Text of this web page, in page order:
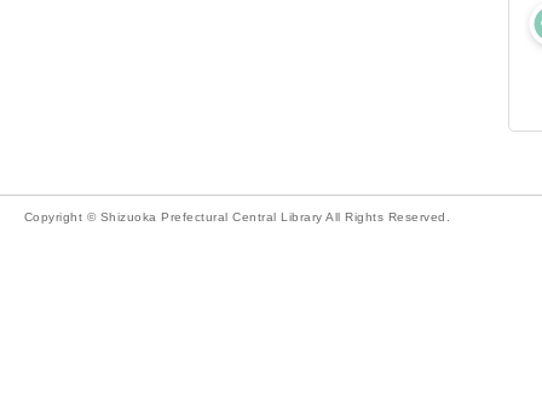
Copyright © Shizuoka Prefectural Central Library All Rights Reserved.